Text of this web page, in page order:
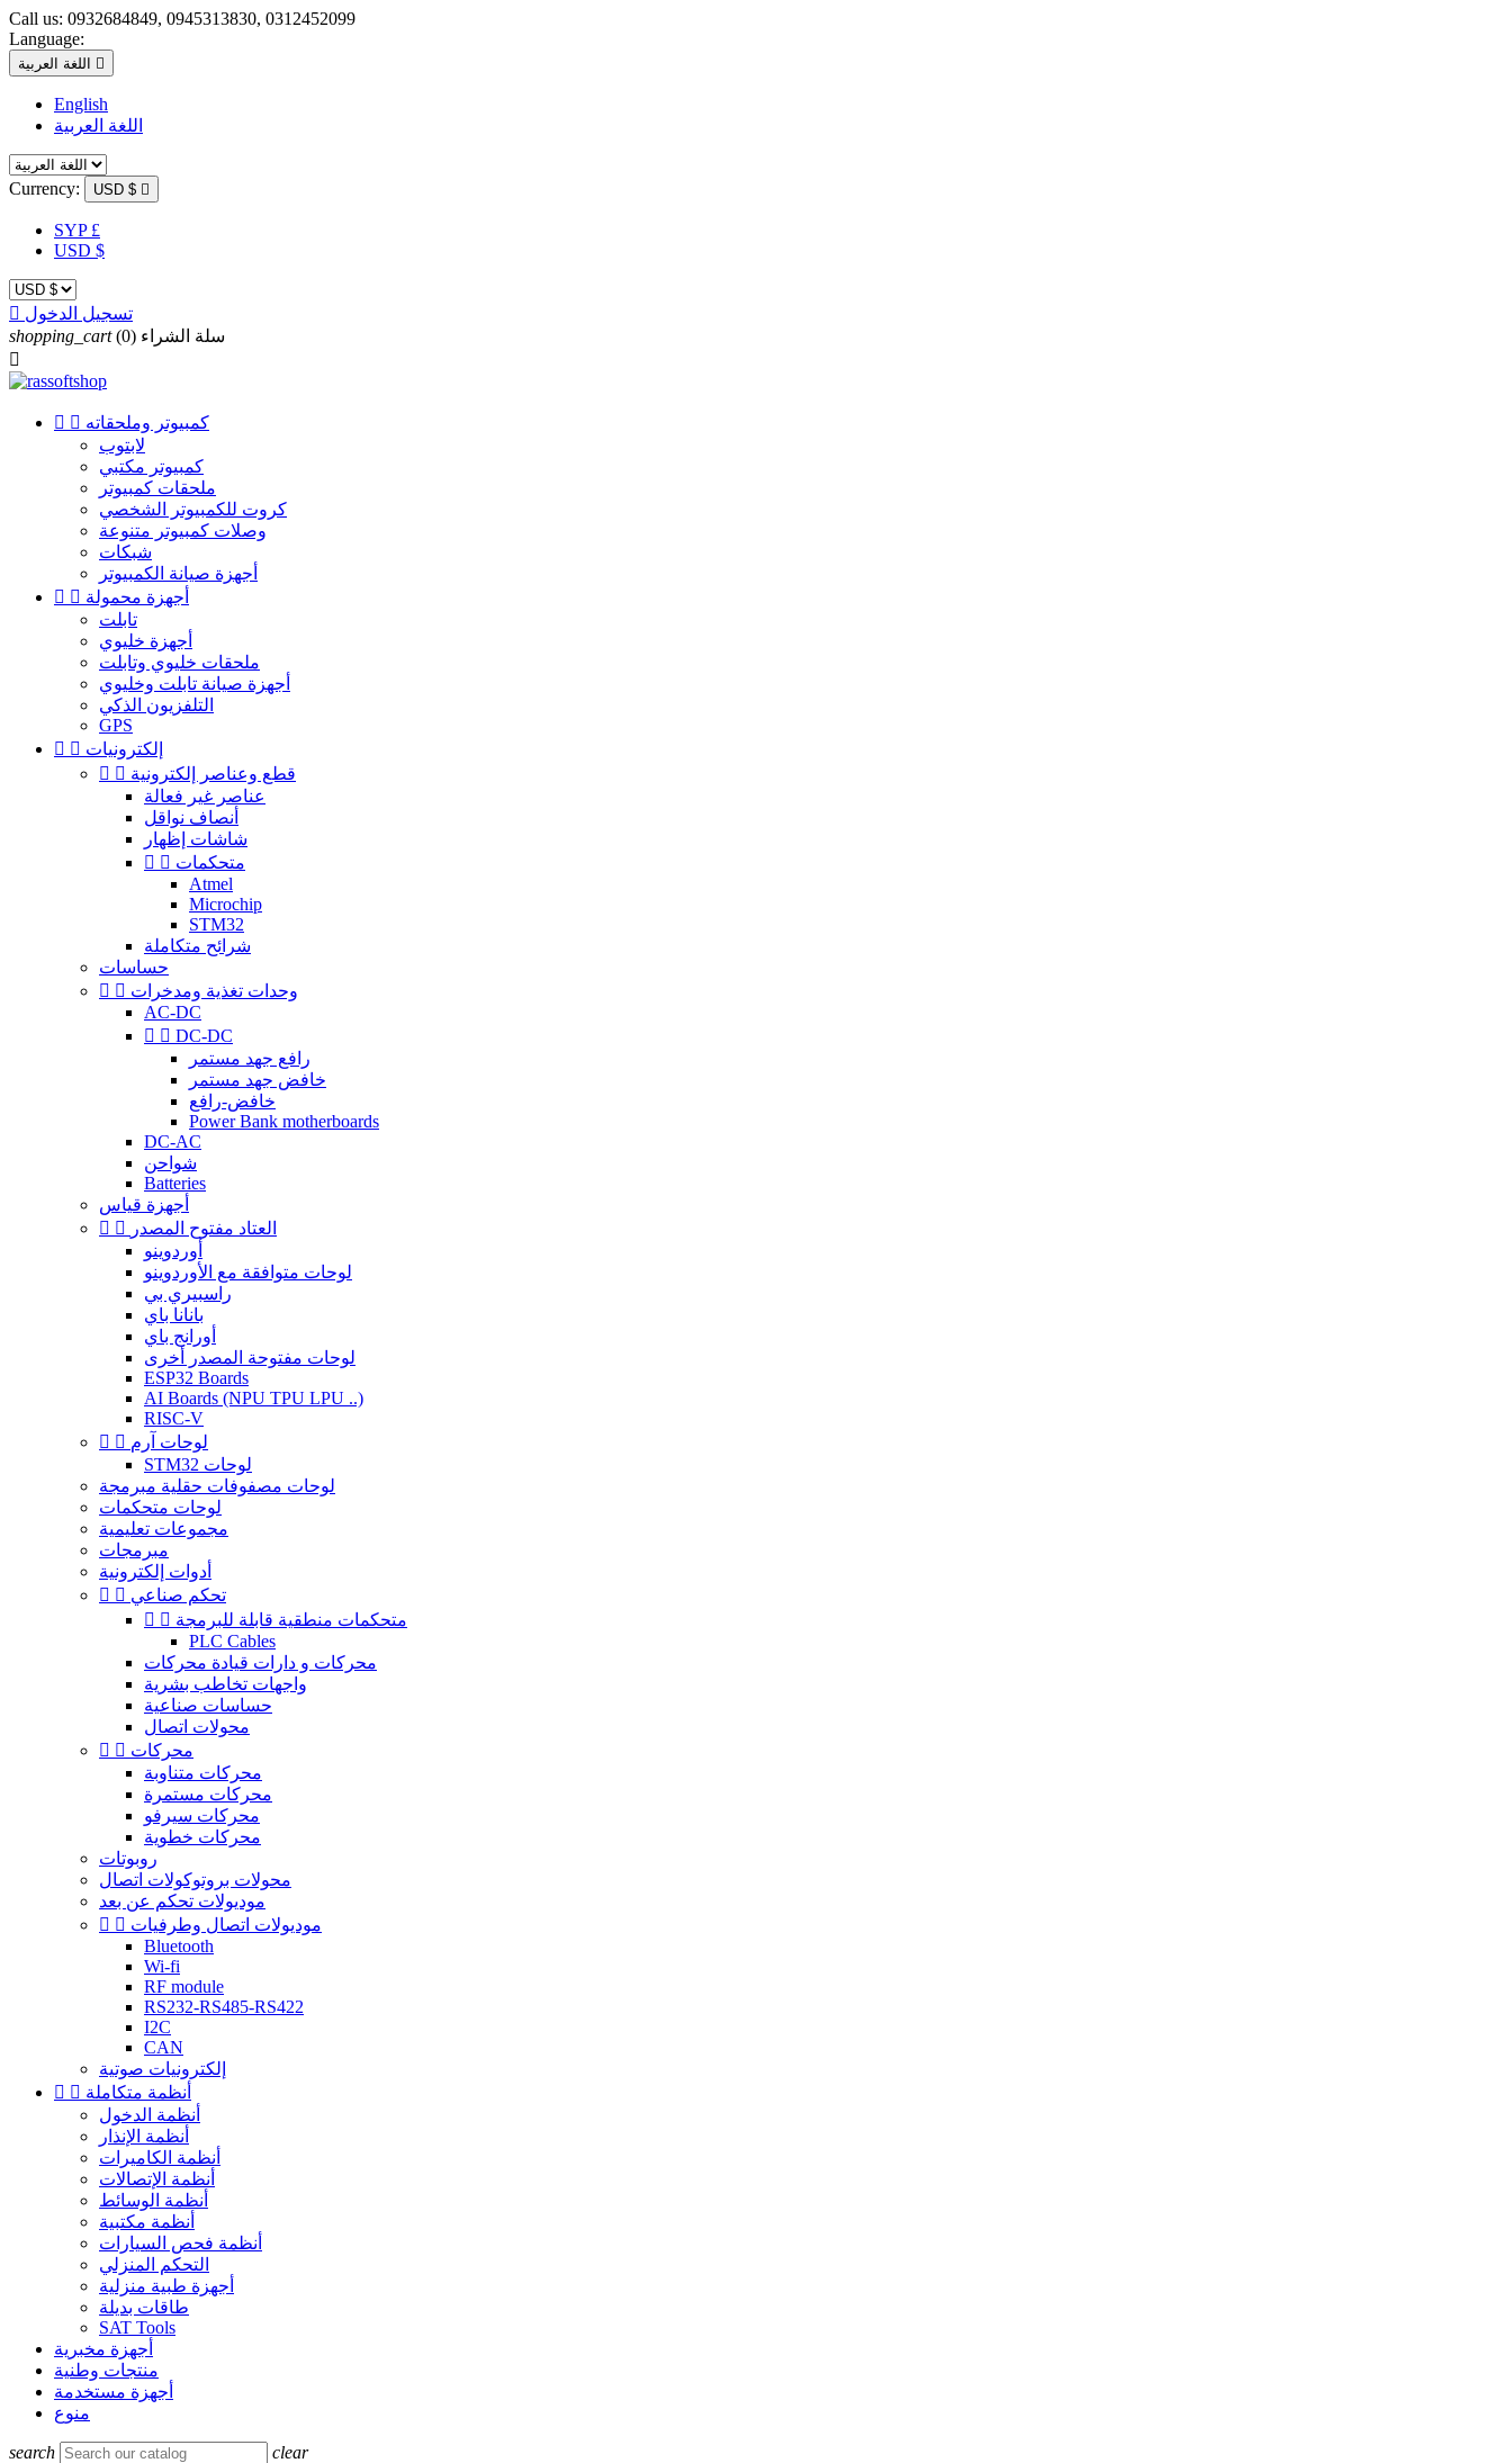
Call us: 0932684849, 0945313830, 0312452099
Language:
اللغة العربية 
English
اللغة العربية
Currency: USD $ 
SYP £
USD $
 تسجيل الدخول
shopping_cart
سلة الشراء (0)

  كمبيوتر وملحقاته
لابتوب
كمبيوتر مكتبي
ملحقات كمبيوتر
كروت للكمبيوتر الشخصي
وصلات كمبيوتر متنوعة
شبكات
أجهزة صيانة الكمبيوتر
  أجهزة محمولة
تابلت
أجهزة خليوي
ملحقات خليوي وتابلت
أجهزة صيانة تابلت وخليوي
التلفزيون الذكي
GPS
  إلكترونيات
  قطع وعناصر إلكترونية
عناصر غير فعالة
أنصاف نواقل
شاشات إظهار
  متحكمات
Atmel
Microchip
STM32
شرائح متكاملة
حساسات
  وحدات تغذية ومدخرات
AC-DC
  DC-DC
رافع جهد مستمر
خافض جهد مستمر
خافض-رافع
Power Bank motherboards
DC-AC
شواحن
Batteries
أجهزة قياس
 
العتاد مفتوح المصدر
أوردوينو
لوحات متوافقة مع الأوردوينو
راسبيري بي
بانانا باي
أورانج باي
لوحات مفتوحة المصدر أخرى
ESP32 Boards
AI Boards (NPU TPU LPU ..)
RISC-V
  لوحات آرم
STM32 لوحات
لوحات مصفوفات حقلية مبرمجة
لوحات متحكمات
مجموعات تعليمية
مبرمجات
أدوات إلكترونية
  تحكم صناعي
  متحكمات منطقية قابلة للبرمجة
PLC Cables
محركات و دارات قيادة محركات
واجهات تخاطب بشرية
حساسات صناعية
محولات اتصال
  محركات
محركات متناوبة
محركات مستمرة
محركات سيرفو
محركات خطوية
روبوتات
محولات بروتوكولات اتصال
موديولات تحكم عن بعد
  موديولات اتصال وطرفيات
Bluetooth
Wi-fi
RF module
RS232-RS485-RS422
I2C
CAN
إلكترونيات صوتية
  أنظمة متكاملة
أنظمة الدخول
أنظمة الإنذار
أنظمة الكاميرات
أنظمة الإتصالات
أنظمة الوسائط
أنظمة مكتبية
أنظمة فحص السيارات
التحكم المنزلي
أجهزة طبية منزلية
طاقات بديلة
SAT Tools
أجهزة مخبرية
منتجات وطنية
أجهزة مستخدمة
منوع
search clear